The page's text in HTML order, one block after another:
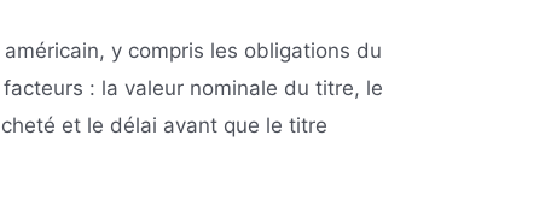
y compris les obligations du
: la valeur nominale du titre, le
et le délai avant que le titre